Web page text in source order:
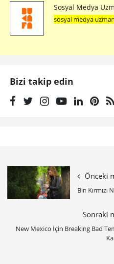
Sosyal Medya
sosyal medya
Bizi takip edin
Önceki
Bin Kırmızı
Sonraki
New Mexico İçin Breaking Bad